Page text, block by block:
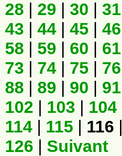
28 | 29 | 30 | 31
43 | 44 | 45 | 46
58 | 59 | 60 | 61
73 | 74 | 75 | 76
88 | 89 | 90 | 91
102 | 103 | 104
114 | 115 | 116 |
126 | Suivant